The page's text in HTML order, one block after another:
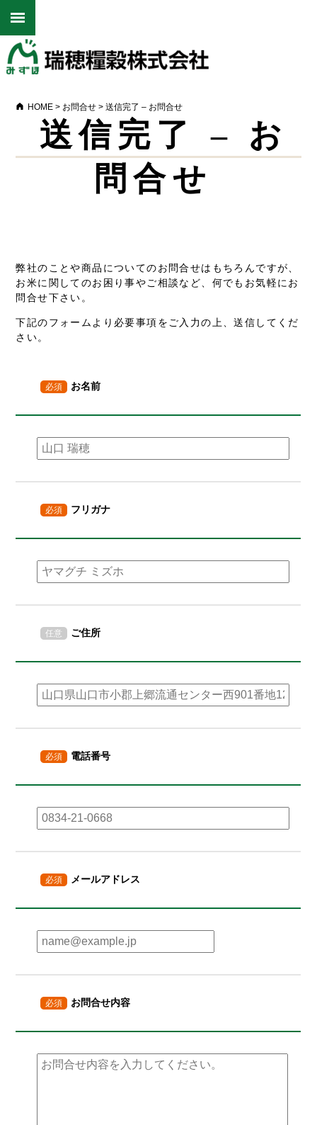
HOME > お問合せ >送信完了 – お問合せ
送信完了 – お
問合せ
弊社のことや商品についてのお問合せはもちろんですが、
お米に関してのお困り事やご相談など、何でもお気軽にお
問合せ下さい。
下記のフォームより必要事項をご入力の上、送信してくだ
さい。
必須 お名前
必須 フリガナ
任意 ご住所
必須 電話番号
必須 メールアドレス
必須 お問合せ内容